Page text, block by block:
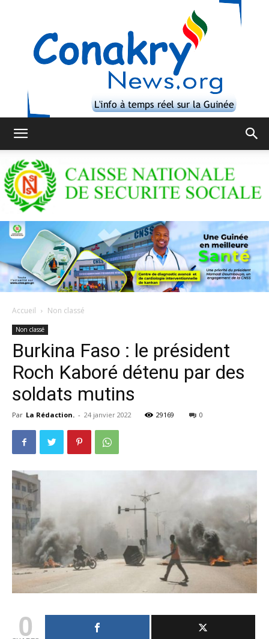
Accueil Non classé
Non classé
Burkina Faso : le président
Roch Kaboré détenu par des
soldats mutins
Par La Rédaction. - 24 janvier 2022 29169 0
0